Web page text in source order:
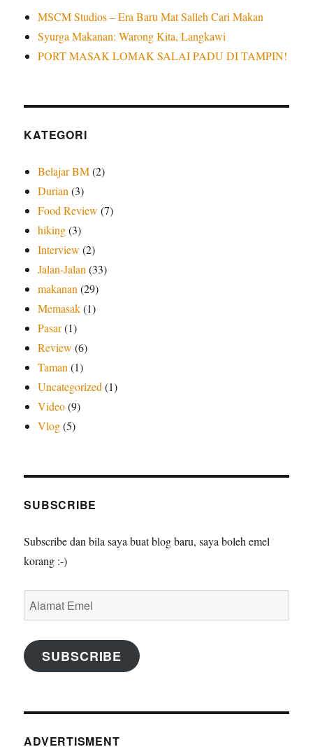
MSCM Studios – Era Baru Mat Salleh Cari Makan
Syurga Makanan: Warong Kita, Langkawi
PORT MASAK LOMAK SALAI PADU DI TAMPIN!
KATEGORI
Belajar BM(2)
Durian (3)
Food Review (7)
hiking(3)
Interview (2)
Jalan-Jalan (33)
makanan (29)
Memasak(1)
Pasar(1)
Review (6)
Taman (1)
Uncategorized (1)
Video(9)
Vlog(5)
SUBSCRIBE
Subscribe dan bila saya buat blog baru, saya boleh emel
korang :-)
Alamat
Emel
SUBSCRIBE
ADVERTISMENT